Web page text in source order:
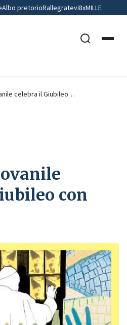
Albo pretorioRallegratevi8xMILLE
celebra il Giubileo…
con